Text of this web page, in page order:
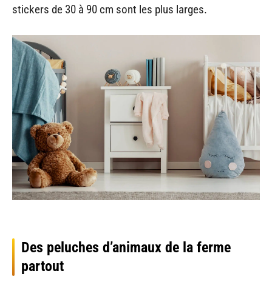
stickers de 30 à 90 cm sont les plus larges.
Des peluches d’animaux de la ferme
partout